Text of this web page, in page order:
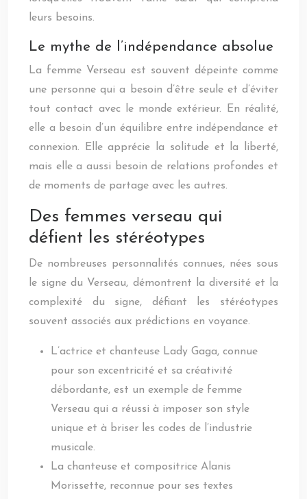
leurs besoins.
Le mythe de l’indépendance absolue
La femme Verseau est souvent dépeinte comme
une personne qui a besoin d’être seule et d’éviter
tout contact avec le monde extérieur. En réalité,
elle a besoin d’un équilibre entre indépendance et
connexion. Elle apprécie la solitude et la liberté,
mais elle a aussi besoin de relations profondes et
de moments de partage avec les autres.
Des femmes verseau qui
défient les stéréotypes
De nombreuses personnalités connues, nées sous
le signe du Verseau, démontrent la diversité et la
complexité du signe, défiant les stéréotypes
souvent associés aux prédictions en voyance.
L’actrice et chanteuse Lady Gaga, connue
pour son excentricité et sa créativité
débordante, est un exemple de femme
Verseau qui a réussi à imposer son style
unique et à briser les codes de l’industrie
musicale.
La chanteuse et compositrice Alanis
Morissette, reconnue pour ses textes